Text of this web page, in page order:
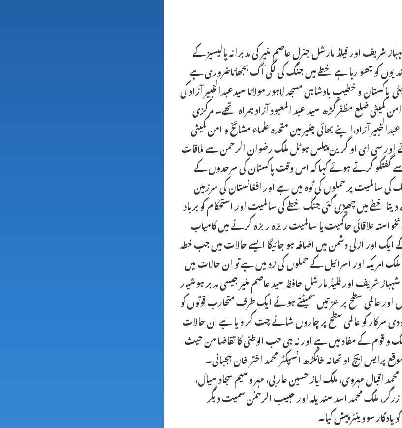
شریف اور فیلڈ مارشل جنرل عاصم منیر کی مدبرانہ پالیسیز کے
کو چھو رہا ہے خطے میں جنگ کی لگی آگ بجھاناضروری ہے
پاکستان و خطیب بادشاہی مسجد لاہور مولانا سیدعبدالخبیر آزاد کی
کمیٹی ضلع مظفرگڑھ سید عبد المعبود آزاد ہمراہ تھے۔ مرکزی
آزاد،اپنے بھائی چئیر مین متحدہ علماء مشائخ و امن کمیٹی
اور سی ای او گرین پیلس ہوٹل ملک رضوان الرحمن سے ملاقات
گفتگو کرتے ہوئے کہا کہ اس وقت پاکستان کی سرحدوں کے
سالمیت پر حملوں کی ٹوہ میں ہے اور افغانستان کی سرزمین
خطے میں چھیڑی گئی جنگ خطے کی سالمیت اور استحکام کو برباد
علاقائی حاکمیت یا سالمیت ریزہ ریزہ کرنے میں کامیاب
ایک اور ازلی دشمن میں اضافہ ہو جائیگا ایسے حالات میں جب خطہ
امریکہ اور اسرائیل کے حملوں کی زد میں ہے تو ان حالات میں
شریف اور فلیڈ مارشل حافظ سید عاصم منیر جیسی مدبر ہوشیار
اور عالمی سطح پر عزتیں سمیٹتے ہوئے ایک طرف متحارب قوتوں کو
سرکار کو عالمی سطح پر چاروں شانے چت کر دیا ہے ان حالات
و قوم کے مفاد میں ہے اور نہ ہی حب الوطنی کا تقاضا من حیث
ایچ او تھانہ خانگڑھ انسپکٹر محمد اختر خان ہجبانی۔
اقبال مہروی، ملک ایاز حسین عاربی، مہر وسیم سجاد سیال،
زرگر، ملک محمد اسد سندیلہ اور حبیب الرحمٰن سمیت دیگر
سووینئر پیش کیا۔